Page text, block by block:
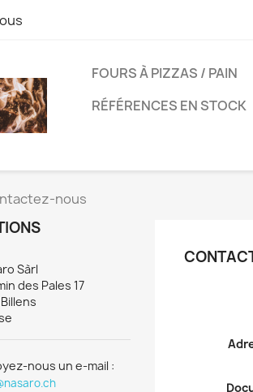
FOURS À PIZZAS / PAIN
RÉFÉRENCES EN STOCK
nous
Sàrl
des Pales 17
Billens
nous un e-mail :